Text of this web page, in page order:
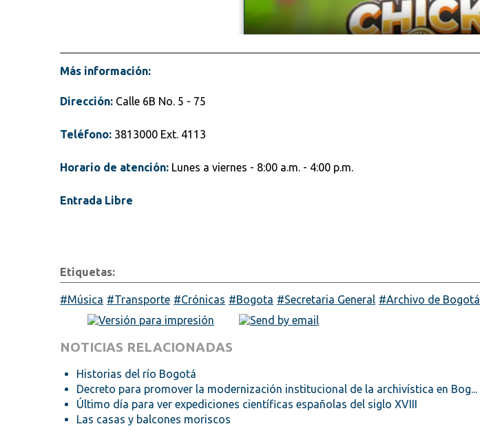
Más información:
Dirección: Calle 6B No. 5 - 75
Teléfono: 3813000 Ext. 4113
Horario de atención: Lunes a viernes - 8:00 a.m. - 4:00 p.m.
Entrada Libre
Etiquetas:
Música Transporte Crónicas Bogota Secretaria General Archivo de Bogotá
NOTICIAS RELACIONADAS
Historias del río Bogotá
Decreto para promover la modernización institucional de la archivística en Bog...
Último día para ver expediciones científicas españolas del siglo XVIII
Las casas y balcones moriscos